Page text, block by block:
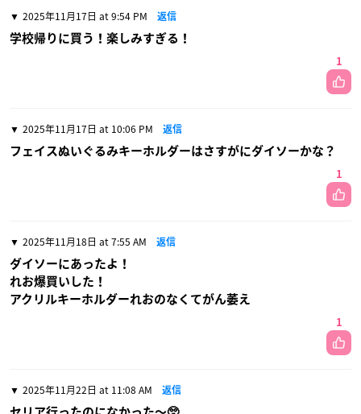
2025年11月17日 at 9:54 PM 返信
学校帰りに買う！楽しみすぎる！
1
2025年11月17日 at 10:06 PM 返信
フェイスぬいぐるみキーホルダーはさすがにダイソーかな？
1
2025年11月18日 at 7:55 AM 返信
ダイソーにあったよ！
れお爆買いした！
アクリルキーホルダーれおのなくてがん萎え
1
2025年11月22日 at 11:08 AM 返信